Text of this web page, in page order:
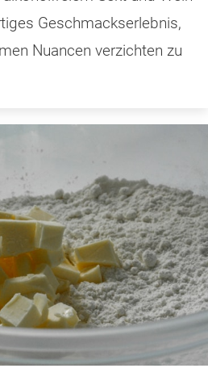
Geschmackserlebnis,
Nuancen verzichten zu